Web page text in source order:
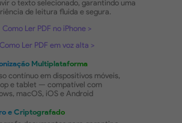
Pesquisa Semântica com IA
Localize as informações certas
rapidamente com compreensão baseada
UPDF Copilot Novo!
Assistente de IA que orienta você a
rapidamente